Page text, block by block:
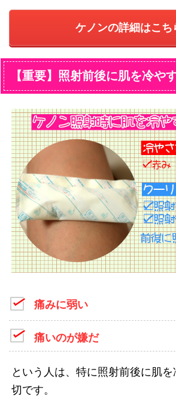
ケノンの詳細はこち
【重要】照射前後に肌を冷や
痛みに弱い
痛いのが嫌だ
という人は、特に照射前後に肌
切です。